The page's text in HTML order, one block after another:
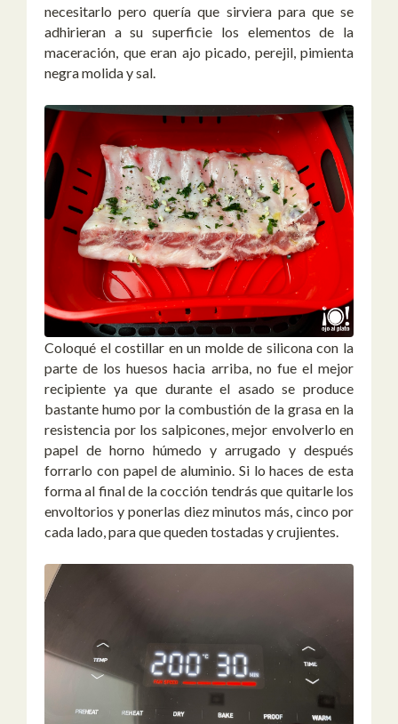
necesitarlo pero quería que sirviera para que se
adhirieran a su superficie los elementos de la
maceración, que eran ajo picado, perejil, pimienta
negra molida y sal.
Coloqué el costillar en un molde de silicona con la
parte de los huesos hacia arriba, no fue el mejor
recipiente ya que durante el asado se produce
bastante humo por la combustión de la grasa en la
resistencia por los salpicones, mejor envolverlo en
papel de horno húmedo y arrugado y después
forrarlo con papel de aluminio. Si lo haces de esta
forma al final de la cocción tendrás que quitarle los
envoltorios y ponerlas diez minutos más, cinco por
cada lado, para que queden tostadas y crujientes.